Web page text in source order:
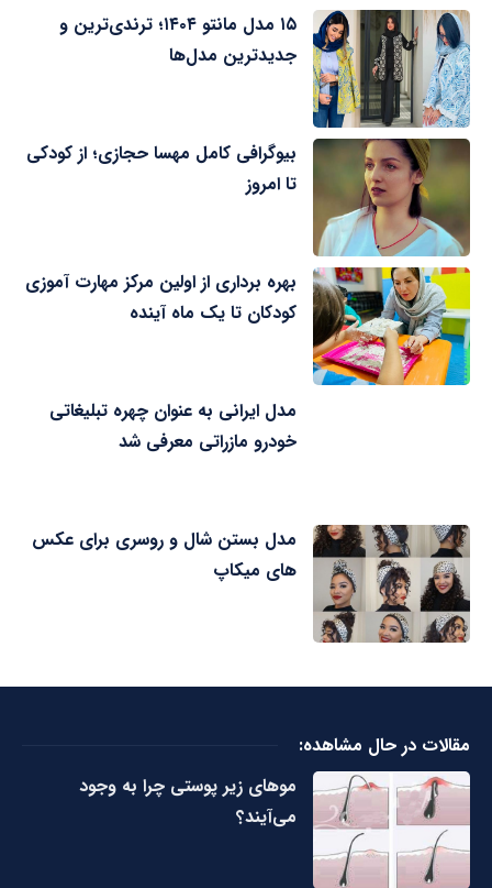
۱۵ مدل مانتو ۱۴۰۴؛ ترندی‌ترین و
جدیدترین مدل‌ها
بیوگرافی کامل مهسا حجازی؛ از کودکی
تا امروز
بهره برداری از اولین مرکز مهارت آموزی
کودکان تا یک ماه آینده
مدل ایرانی به عنوان چهره تبلیغاتی
خودرو مازراتی معرفی شد
مدل بستن شال و روسری برای عکس
های میکاپ
مقالات در حال مشاهده:
مو‌های زیر پوستی چرا به وجود
می‌آیند؟